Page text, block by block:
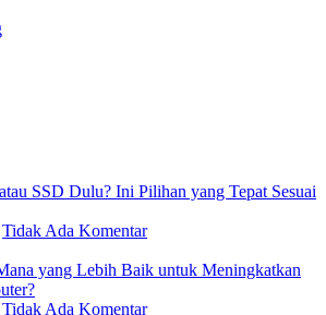
SSD Dulu? Ini Pilihan yang Tepat Sesuai
Tidak Ada Komentar
yang Lebih Baik untuk Meningkatkan
Tidak Ada Komentar